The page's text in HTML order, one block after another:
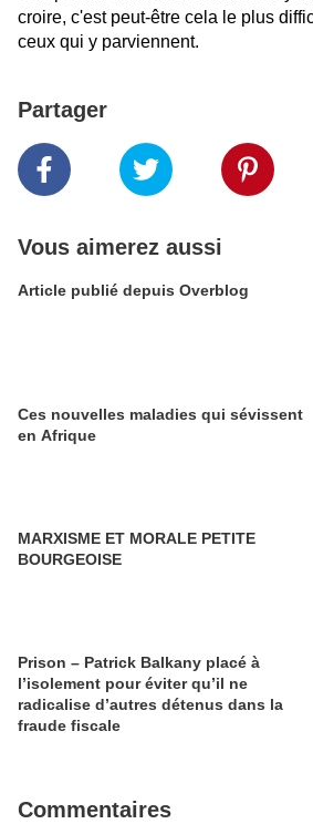
croire, c'est peut-être cela le plus
ceux qui y parviennent.
Partager
Vous aimerez aussi
Article publié depuis Overblog
Ces nouvelles maladies qui sévissent
en Afrique
MARXISME ET MORALE PETITE
BOURGEOISE
Prison – Patrick Balkany placé à
l’isolement pour éviter qu’il ne
radicalise d’autres détenus dans la
fraude fiscale
Commentaires